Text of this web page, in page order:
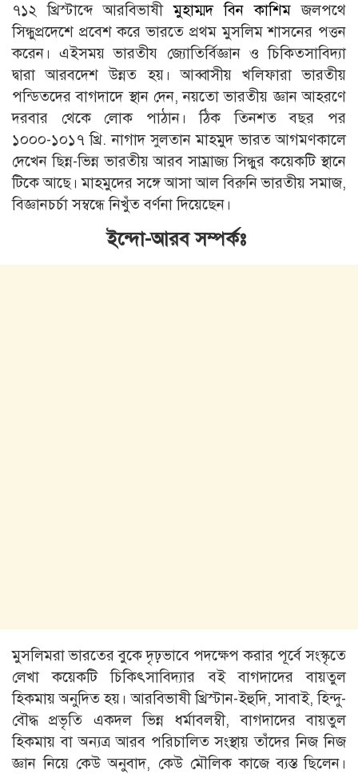
৭১২ খ্রিস্টাব্দে আরবিভাষীমুহাম্মদ বিন কাশিম জলপথে
সিন্ধুপ্রদেশে প্রবেশ করে ভারতে প্রথম মুসলিম শাসনের পত্তন
করেন। এইসময় ভারতীয জ্যোতির্বিজ্ঞান ও চিকিতসাবিদ্যা
দ্বারা আরবদেশ উন্নত হয়। আব্বাসীয় খলিফারা ভারতীয়
পন্ডিতদের বাগদাদে স্থান দেন, নয়তো ভারতীয় জ্ঞান আহরণে
দরবার থেকে লোক পাঠান। ঠিক তিনশত বছর পর
১০০০-১০১৭ খ্রি. নাগাদ সুলতান মাহমুদ ভারত আগমণকালে
দেখেন ছিন্ন-ভিন্ন ভারতীয় আরব সাম্রাজ্য সিন্ধুর কয়েকটি স্থানে
টিকে আছে। মাহমুদের সঙ্গে আসা আল বিরুনি ভারতীয় সমাজ,
বিজ্ঞানচর্চা সম্বন্ধে নিখুঁত বর্ণনা দিয়েছেন।
ইন্দো-আরব সম্পর্কঃ
মুসলিমরা ভারতের বুকে দৃঢ়ভাবে পদক্ষেপ করার পূর্বে সংস্কৃতে
লেখা কয়েকটি চিকিৎসাবিদ্যার বই বাগদাদের বায়তুল
হিকমায় অনুদিত হয়। আরবিভাষী খ্রিস্টান-ইহুদি, সাবাই, হিন্দু-
বৌদ্ধ প্রভৃতি একদল ভিন্ন ধর্মাবলম্বী, বাগদাদের বায়তুল
হিকমায় বা অন্যত্র আরব পরিচালিত সংস্থায় তাঁদের নিজ নিজ
জ্ঞান নিয়ে কেউ অনুবাদ, কেউ মৌলিক কাজে ব্যস্ত ছিলেন।